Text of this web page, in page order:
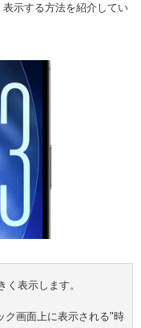
示する方法を紹介してい
表示します。
ク画面上に表示される"時